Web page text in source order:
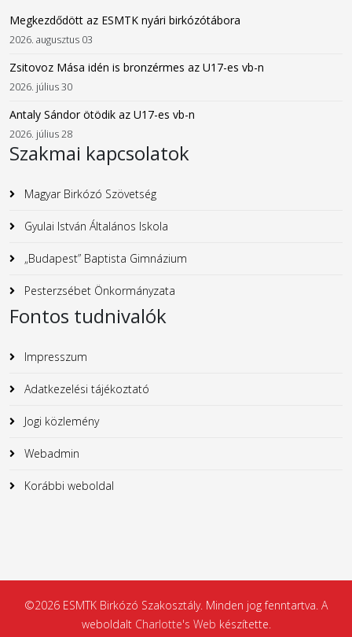
Megkezdődött az ESMTK nyári birkózótábora
2026. augusztus 03
Zsitovoz Mása idén is bronzérmes az U17-es vb-n
2026. július 30
Antaly Sándor ötödik az U17-es vb-n
2026. július 28
Szakmai kapcsolatok
Magyar Birkózó Szövetség
Gyulai István Általános Iskola
„Budapest” Baptista Gimnázium
Pesterzsébet Önkormányzata
Fontos tudnivalók
Impresszum
Adatkezelési tájékoztató
Jogi közlemény
Webadmin
Korábbi weboldal
©2026 ESMTK Birkózó Szakosztály. Minden jog fenntartva. A
weboldalt Charlotte's Web készítette.